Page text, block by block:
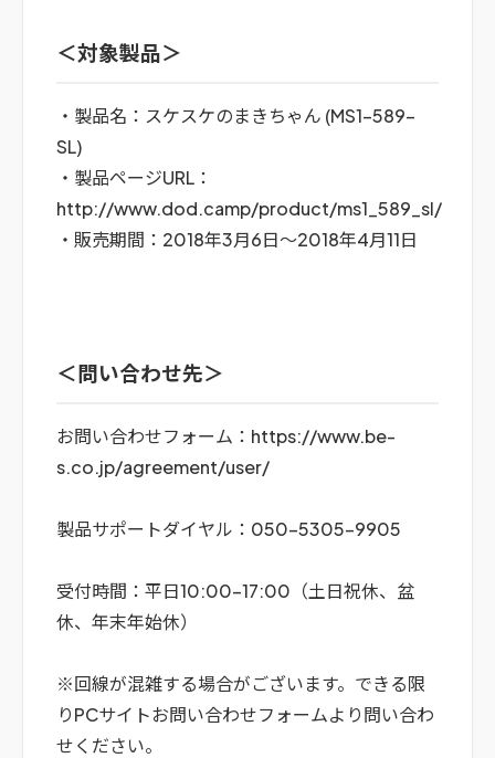
＜対象製品＞
・製品名：スケスケのまきちゃん (MS1-589-
SL)
・製品ページURL：
http://www.dod.camp/product/ms1_589_sl/
・販売期間：2018年3月6日～2018年4月11日
＜問い合わせ先＞
お問い合わせフォーム： https://www.be-
s.co.jp/agreement/user/
製品サポートダイヤル：050-5305-9905
受付時間：平日10:00-17:00（土日祝休、盆
休、年末年始休）
※回線が混雑する場合がございます。できる限
りPCサイトお問い合わせフォームより問い合わ
せください。